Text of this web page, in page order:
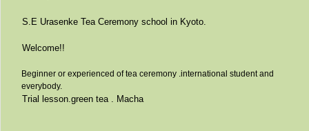
S.E Urasenke Tea Ceremony school in Kyoto.
Welcome!!
Beginner or experienced of tea ceremony .international student and
everybody.
Trial lesson.green tea . Macha